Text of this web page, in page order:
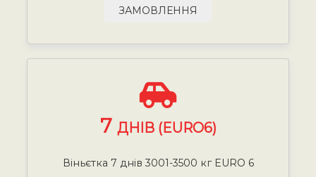
ЗАМОВЛЕННЯ
7 ДНІВ (EURO6)
Віньєтка 7 днів 3001-3500 кг EURO 6